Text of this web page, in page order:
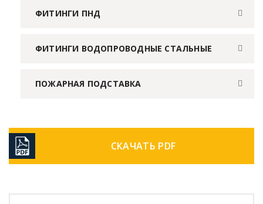
ФИТИНГИ ПНД
ФИТИНГИ ВОДОПРОВОДНЫЕ СТАЛЬНЫЕ
ПОЖАРНАЯ ПОДСТАВКА
СКАЧАТЬ PDF